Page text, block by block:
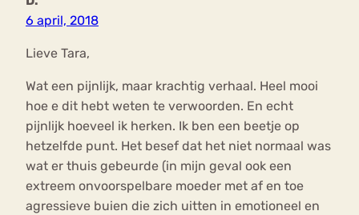
6 april, 2018
Lieve Tara,
Wat een pijnlijk, maar krachtig verhaal. Heel mooi
hoe e dit hebt weten te verwoorden. En echt
pijnlijk hoeveel ik herken. Ik ben een beetje op
hetzelfde punt. Het besef dat het niet normaal was
wat er thuis gebeurde (in mijn geval ook een
extreem onvoorspelbare moeder met af en toe
agressieve buien die zich uitten in emotioneel en